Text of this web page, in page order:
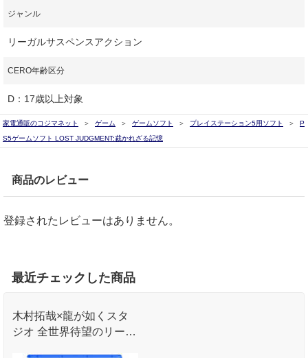
ジャンル
リーガルサスペンスアクション
CERO年齢区分
D：17歳以上対象
家電通販のコジマネット ゲーム ゲームソフト プレイステーション5用ソフト
P
S5ゲームソフト LOST JUDGMENT:裁かれざる記憶
商品のレビュー
登録されたレビューはありません。
最近チェックした商品
木村拓哉×龍が如くスタ
ジオ 全世界待望のリーガ